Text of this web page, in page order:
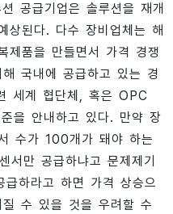
공급기업은 솔루션을 재개
상된다. 다수 장비업체는 해
제품을 만들면서 가격 경쟁
국내에 공급하고 있는 경
세계 협단체, 혹은 OPC
을 안내하고 있다. 만약 장
수가 100개가 돼야 하는
만 공급하냐고 문제제기
하라고 하면 가격 상승으
수 있을 것을 우려할 수